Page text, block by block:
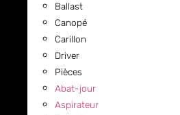
Ballast
Canopé
Carillon
Driver
Pièces
Abat-jour
Aspirateur